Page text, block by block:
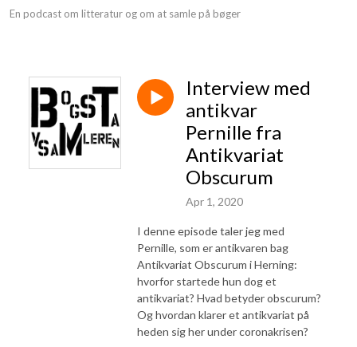
En podcast om litteratur og om at samle på bøger
Interview med
antikvar
Pernille fra
Antikvariat
Obscurum
Apr 1, 2020
I denne episode taler jeg med
Pernille, som er antikvaren bag
Antikvariat Obscurum i Herning:
hvorfor startede hun dog et
antikvariat? Hvad betyder obscurum?
Og hvordan klarer et antikvariat på
heden sig her under coronakrisen?